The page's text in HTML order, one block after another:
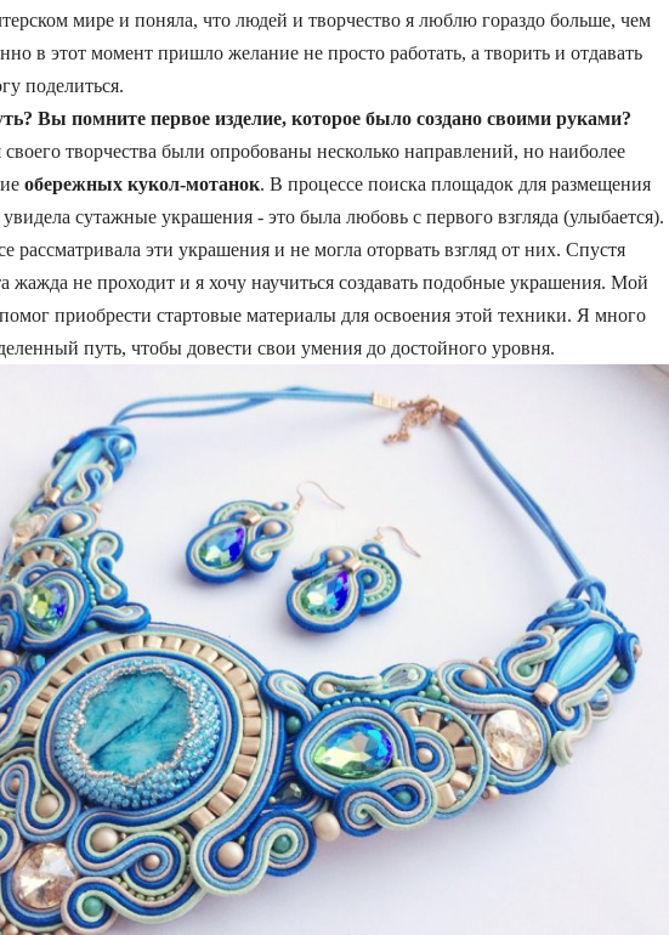
мире и поняла, что людей и творчество я люблю гораздо больше, чем
в этот момент пришло желание не просто работать, а творить и отдавать
поделиться.
Вы помните первое изделие, которое было создано своими руками?
творчества были опробованы несколько направлений, но наиболее
обережных кукол-мотанок. В процессе поиска площадок для размещения
сутажные украшения - это была любовь с первого взгляда (улыбается).
рассматривала эти украшения и не могла оторвать взгляд от них. Спустя
жажда не проходит и я хочу научиться создавать подобные украшения. Мой
приобрести стартовые материалы для освоения этой техники. Я много
путь, чтобы довести свои умения до достойного уровня.